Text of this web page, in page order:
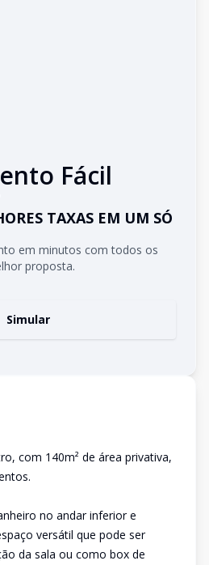
Fácil
TAXAS EM UM SÓ
em minutos com todos os
proposta.
Simular
com 140m² de área privativa,
no andar inferior e
versátil que pode ser
da sala ou como box de